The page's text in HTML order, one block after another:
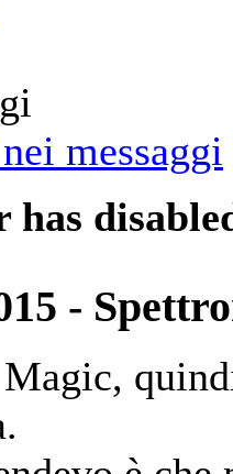
-